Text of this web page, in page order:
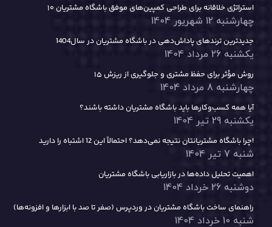
۱۰ استراتژی خلاقانه برای طراحی کمپین‌های موفق باشگاه مشتریان
چهارشنبه 12 شهریور 1404
جدیدترین ترندهای پاداش‌دهی در باشگاه مشتریان در سال1404
یکشنبه 26 مرداد 1404
۱۵ روش مؤثر برای حفظ مشتری و جلوگیری از ریزش
چهارشنبه 8 مرداد 1404
آیا همه کسب‌وکارها باید باشگاه مشتریان داشته باشند؟
یکشنبه 29 تیر 1404
چرا باشگاه مشتریانتان نتیجه نمی‌دهد؟ احتمالاً این 12 اشتباه را دارید!
شنبه 7 تیر 1404
اهمیت تحلیل داده‌ها در بازاریابی باشگاه مشتریان
دوشنبه 26 خرداد 1404
راهنمای ساخت باشگاه مشتریان در وردپرس (صفر تا صد با ابزارها و افزونه‌ها)
شنبه 10 خرداد 1404